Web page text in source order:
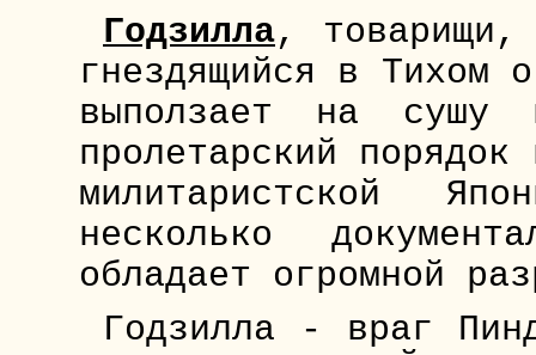
Годзилла, товарищи,
гнездящийся в Тихом
выползает на сушу
пролетарский
милитаристской
несколько
обладает огромной
Годзилла - враг